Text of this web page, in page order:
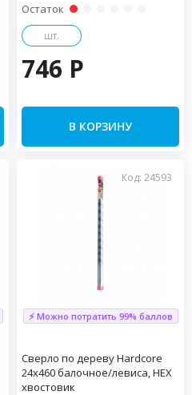
Остаток
шт.
746 P
В КОРЗИНУ
Код: 24593
⚡ Можно потратить 99% баллов
Сверло по дереву Hardcore
24х460 балочное/левиса, HEX
хвостовик